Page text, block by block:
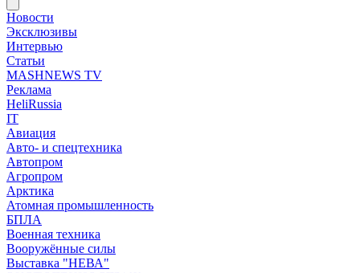
Новости
Эксклюзивы
Интервью
Статьи
MASHNEWS TV
Реклама
HeliRussia
IT
Авиация
Авто- и спецтехника
Автопром
Агропром
Арктика
Атомная промышленность
БПЛА
Военная техника
Вооружённые силы
Выставка "НЕВА"